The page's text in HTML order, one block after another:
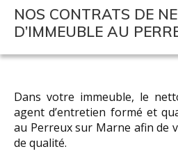
NOS CONTRATS DE
D’IMMEUBLE AU
Dans votre immeuble, le
agent d’entretien formé et
au Perreux sur Marne afin de
de qualité.